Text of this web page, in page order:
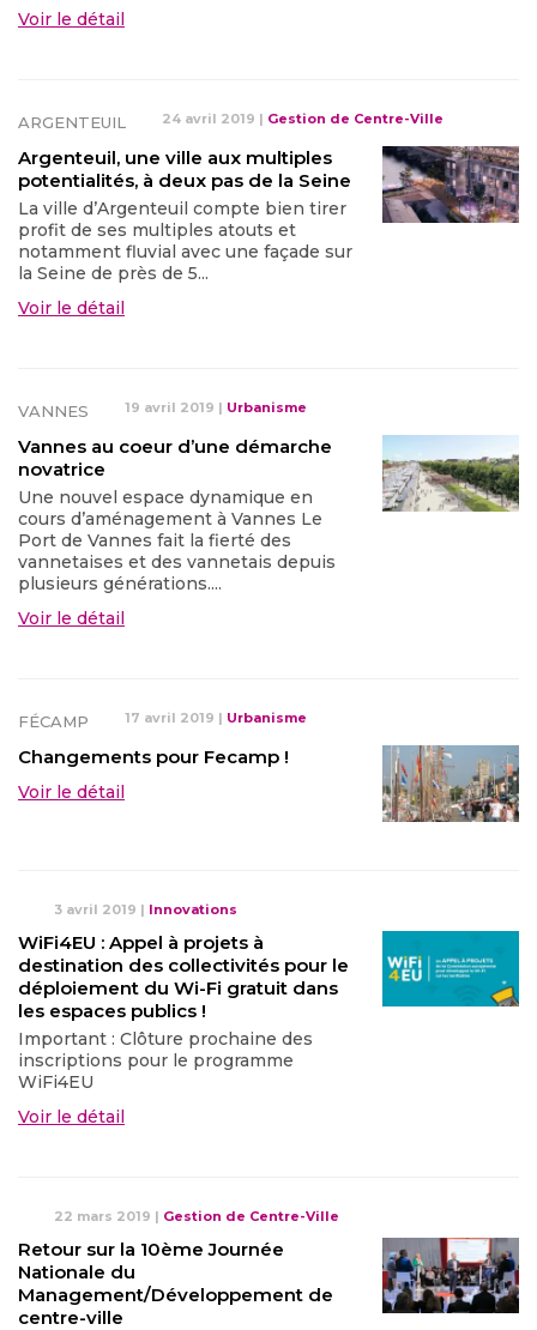
Voir le détail
ARGENTEUIL 24 avril 2019 | Gestion de Centre-Ville
Argenteuil, une ville aux multiples
potentialités, à deux pas de la Seine
La ville d’Argenteuil compte bien tirer
profit de ses multiples atouts et
notamment fluvial avec une façade sur
la Seine de près de 5...
Voir le détail
VANNES 19 avril 2019 | Urbanisme
Vannes au coeur d’une démarche
novatrice
Une nouvel espace dynamique en
cours d’aménagement à Vannes Le
Port de Vannes fait la fierté des
vannetaises et des vannetais depuis
plusieurs générations....
Voir le détail
FÉCAMP 17 avril 2019 | Urbanisme
Changements pour Fecamp !
Voir le détail
3 avril 2019 | Innovations
WiFi4EU : Appel à projets à
destination des collectivités pour le
déploiement du Wi-Fi gratuit dans
les espaces publics !
Important : Clôture prochaine des
inscriptions pour le programme
WiFi4EU
Voir le détail
22 mars 2019 | Gestion de Centre-Ville
Retour sur la 10ème Journée
Nationale du
Management/Développement de
centre-ville